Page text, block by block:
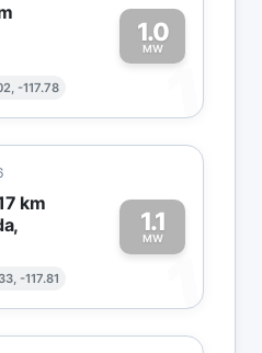
-117.78
1.0
MW
1
km
-117.81
1.1
MW
1